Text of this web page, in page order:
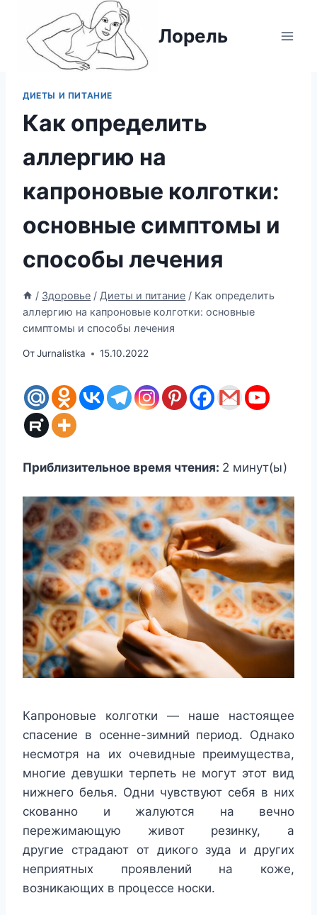
содержимому
Лорель
ДИЕТЫ И ПИТАНИЕ
Как определить
аллергию на
капроновые колготки:
основные симптомы и
способы лечения
/ Здоровье / Диеты и питание / Как определить
аллергию на капроновые колготки: основные
симптомы и способы лечения
ОтJurnalistka 15.10.2022
Приблизительное время чтения: 2 минут(ы)
Капроновые колготки — наше настоящее
спасение в осенне-зимний период. Однако
несмотря на их очевидные преимущества,
многие девушки терпеть не могут этот вид
нижнего белья. Одни чувствуют себя в них
скованно и жалуются на вечно
пережимающую живот резинку, а
другие страдают от дикого зуда и других
неприятных проявлений на коже,
возникающих в процессе носки.